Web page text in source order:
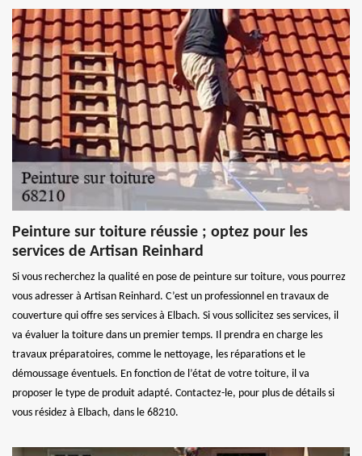
Peinture sur toiture réussie ; optez pour les
services de Artisan Reinhard
Si vous recherchez la qualité en pose de peinture sur toiture, vous pourrez
vous adresser à Artisan Reinhard. C’est un professionnel en travaux de
couverture qui offre ses services à Elbach. Si vous sollicitez ses services, il
va évaluer la toiture dans un premier temps. Il prendra en charge les
travaux préparatoires, comme le nettoyage, les réparations et le
démoussage éventuels. En fonction de l’état de votre toiture, il va
proposer le type de produit adapté. Contactez-le, pour plus de détails si
vous résidez à Elbach, dans le 68210.